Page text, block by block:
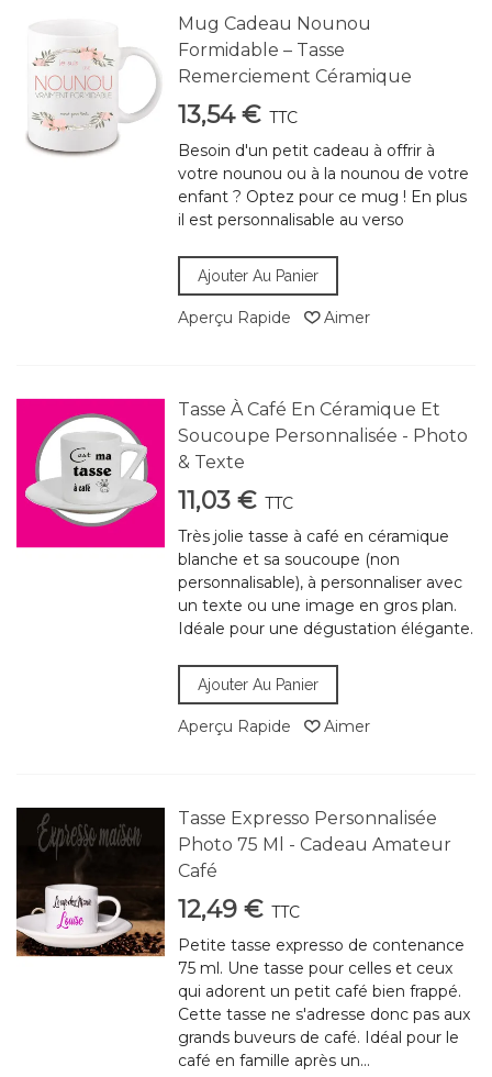
Mug Cadeau Nounou
Formidable – Tasse
Remerciement Céramique
13,54 € TTC
Besoin d'un petit cadeau à offrir à
votre nounou ou à la nounou de votre
enfant ? Optez pour ce mug ! En plus
il est personnalisable au verso
Ajouter Au Panier
Aperçu Rapide Aimer
Tasse À Café En Céramique Et
Soucoupe Personnalisée - Photo
& Texte
11,03 € TTC
Très jolie tasse à café en céramique
blanche et sa soucoupe (non
personnalisable), à personnaliser avec
un texte ou une image en gros plan.
Idéale pour une dégustation élégante.
Ajouter Au Panier
Aperçu Rapide Aimer
Tasse Expresso Personnalisée
Photo 75 Ml - Cadeau Amateur
Café
12,49 € TTC
Petite tasse expresso de contenance
75 ml. Une tasse pour celles et ceux
qui adorent un petit café bien frappé.
Cette tasse ne s'adresse donc pas aux
grands buveurs de café. Idéal pour le
café en famille après un...